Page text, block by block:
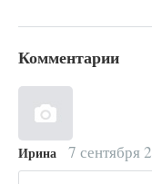
Комментарии
Ирина 7 сентября